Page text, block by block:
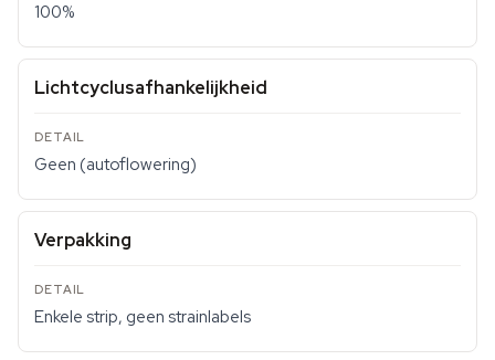
100%
Lichtcyclusafhankelijkheid
Geen (autoflowering)
Verpakking
Enkele strip, geen strainlabels